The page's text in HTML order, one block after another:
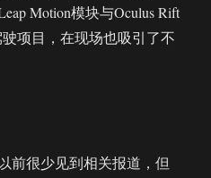
Motion模块与Oculus Rift
项目，在现场也吸引了不
前很少见到相关报道，但